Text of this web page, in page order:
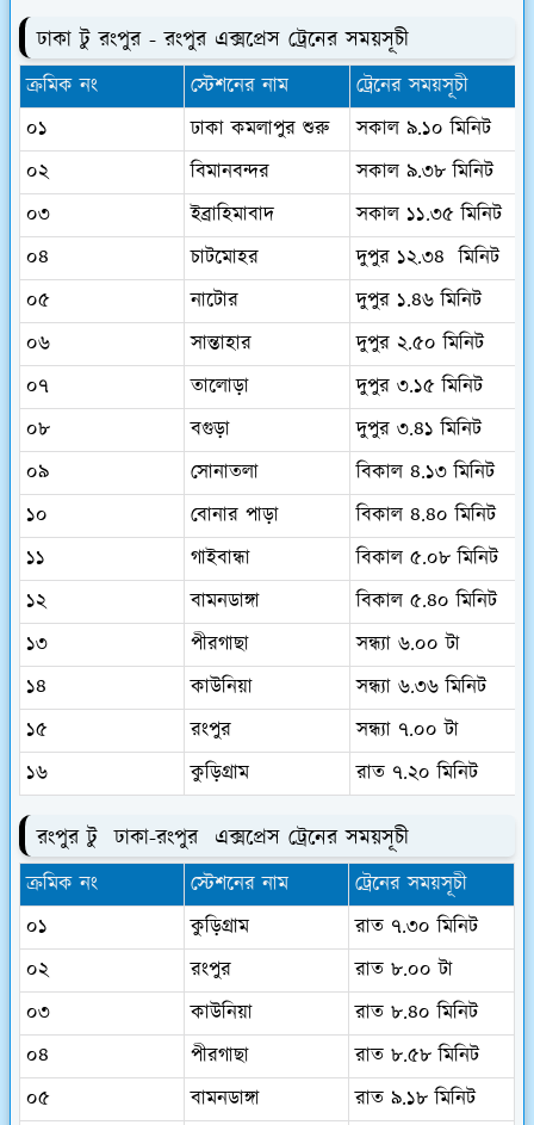
ঢাকা টু রংপুর - রংপুর এক্সপ্রেস ট্রেনের সময়সূচী
ক্রমিক নং স্টেশনের নাম
ট্রেনের সময়সূচী
০১
ঢাকা কমলাপুর শুরু সকাল ৯.১০ মিনিট
০২
বিমানবন্দর
সকাল ৯.৩৮ মিনিট
০৩
ইব্রাহিমাবাদ
সকাল ১১.৩৫ মিনিট
০৪
চাটমোহর
দুপুর ১২.৩৪ মিনিট
০৫
নাটোর
দুপুর ১.৪৬ মিনিট
০৬
সান্তাহার
দুপুর ২.৫০ মিনিট
০৭
তালোড়া
দুপুর ৩.১৫ মিনিট
০৮
বগুড়া
দুপুর ৩.৪১ মিনিট
০৯
সোনাতলা
বিকাল ৪.১৩ মিনিট
১০
বোনার পাড়া
বিকাল ৪.৪০ মিনিট
১১
গাইবান্ধা
বিকাল ৫.০৮ মিনিট
১২
বামনডাঙ্গা
বিকাল ৫.৪০ মিনিট
১৩
পীরগাছা
সন্ধ্যা ৬.০০ টা
১৪
কাউনিয়া
সন্ধ্যা ৬.৩৬ মিনিট
১৫
রংপুর
সন্ধ্যা ৭.০০ টা
১৬
কুড়িগ্রাম রাত ৭.২০ মিনিট
রংপুর টুঢাকা-রংপুর এক্সপ্রেস ট্রেনের সময়সূচী
ক্রমিক নং স্টেশনের নাম
ট্রেনের সময়সূচী
০১
কুড়িগ্রাম
রাত ৭.৩০ মিনিট
০২
রংপুর
রাত ৮.০০ টা
০৩
কাউনিয়া
রাত ৮.৪০ মিনিট
০৪
পীরগাছা
রাত ৮.৫৮ মিনিট
০৫
বামনডাঙ্গা
রাত ৯.১৮ মিনিট